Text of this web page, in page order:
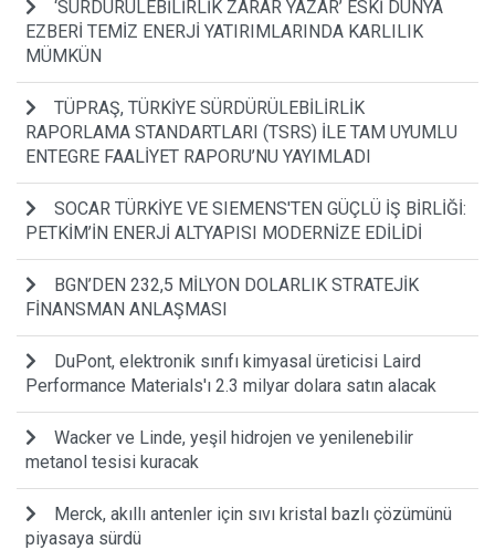
‘SÜRDÜRÜLEBİLİRLİK ZARAR YAZAR’ ESKİ DÜNYA
EZBERİ TEMİZ ENERJİ YATIRIMLARINDA KARLILIK
MÜMKÜN
TÜPRAŞ, TÜRKİYE SÜRDÜRÜLEBİLİRLİK
RAPORLAMA STANDARTLARI (TSRS) İLE TAM UYUMLU
ENTEGRE FAALİYET RAPORU’NU YAYIMLADI
SOCAR TÜRKİYE VE SIEMENS'TEN GÜÇLÜ İŞ BİRLİĞİ:
PETKİM’İN ENERJİ ALTYAPISI MODERNİZE EDİLİDİ
BGN’DEN 232,5 MİLYON DOLARLIK STRATEJİK
FİNANSMAN ANLAŞMASI
DuPont, elektronik sınıfı kimyasal üreticisi Laird
Performance Materials'ı 2.3 milyar dolara satın alacak
Wacker ve Linde, yeşil hidrojen ve yenilenebilir
metanol tesisi kuracak
Merck, akıllı antenler için sıvı kristal bazlı çözümünü
piyasaya sürdü